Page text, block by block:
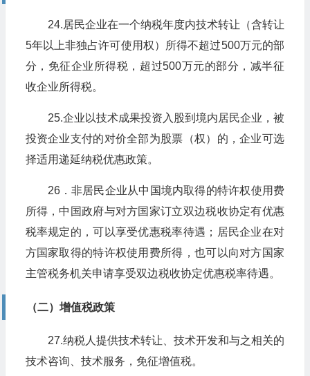
24.居民企业在一个纳税年度内技术转让（含转让
5年以上非独占许可使用权）所得不超过500万元的部
分，免征企业所得税，超过500万元的部分，减半征
收企业所得税。
25.企业以技术成果投资入股到境内居民企业，被
投资企业支付的对价全部为股票（权）的，企业可选
择适用递延纳税优惠政策。
26．非居民企业从中国境内取得的特许权使用费
所得，中国政府与对方国家订立双边税收协定有优惠
税率规定的，可以享受优惠税率待遇；居民企业在对
方国家取得的特许权使用费所得，也可以向对方国家
主管税务机关申请享受双边税收协定优惠税率待遇。
（二）增值税政策
27.纳税人提供技术转让、技术开发和与之相关的
技术咨询、技术服务，免征增值税。